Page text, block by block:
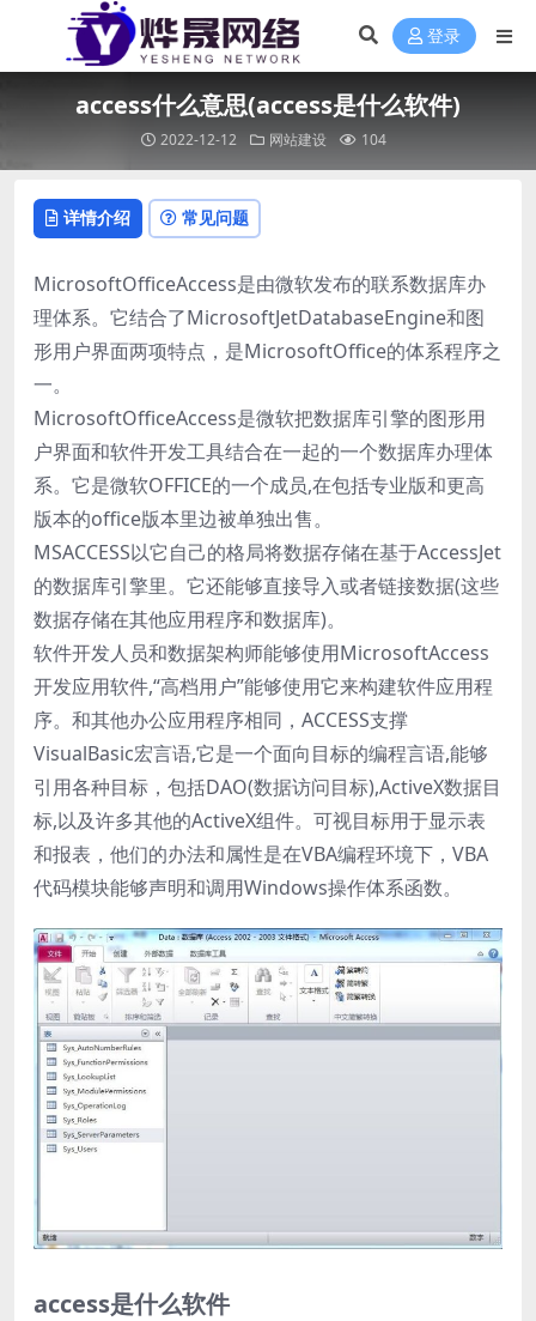
登录
access什么意思(access是什么软件)
2022-12-12 网站建设 104
详情介绍 常见问题
MicrosoftOfficeAccess是由微软发布的联系数据库办
理体系。它结合了MicrosoftJetDatabaseEngine和图
形用户界面两项特点，是MicrosoftOffice的体系程序之
一。
MicrosoftOfficeAccess是微软把数据库引擎的图形用
户界面和软件开发工具结合在一起的一个数据库办理体
系。它是微软OFFICE的一个成员,在包括专业版和更高
版本的office版本里边被单独出售。
MSACCESS以它自己的格局将数据存储在基于AccessJet
的数据库引擎里。它还能够直接导入或者链接数据(这些
数据存储在其他应用程序和数据库)。
软件开发人员和数据架构师能够使用MicrosoftAccess
开发应用软件,“高档用户”能够使用它来构建软件应用程
序。和其他办公应用程序相同，ACCESS支撑
VisualBasic宏言语,它是一个面向目标的编程言语,能够
引用各种目标，包括DAO(数据访问目标),ActiveX数据目
标,以及许多其他的ActiveX组件。可视目标用于显示表
和报表，他们的办法和属性是在VBA编程环境下，VBA
代码模块能够声明和调用Windows操作体系函数。
access是什么软件